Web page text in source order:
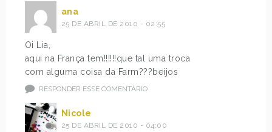
ana
25 DE ABRIL DE 2010 - 02:55
Oi Lia,
aqui na França tem!!!!!!que tal uma troca
com alguma coisa da Farm???beijos
RESPONDER ESSE COMENTÁRIO
Nicole
25 DE ABRIL DE 2010 - 04:00